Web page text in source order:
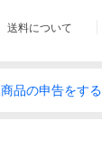
送料について
商品の申告をする